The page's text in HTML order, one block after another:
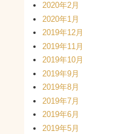
2020年2月
2020年1月
2019年12月
2019年11月
2019年10月
2019年9月
2019年8月
2019年7月
2019年6月
2019年5月